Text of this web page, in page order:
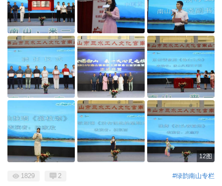
12图
#绿韵南山专栏
1829 2